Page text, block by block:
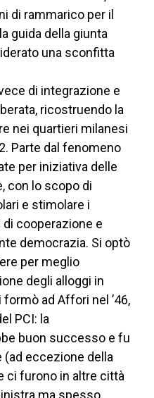
di rammarico per il
guida della giunta
una sconfitta
di integrazione e
ricostruendo la
nei quartieri milanesi
Parte dal fenomeno
per iniziativa delle
con lo scopo di
e stimolare i
cooperazione e
democrazia. Si optò
per meglio
degli alloggi in
ad Affori nel ’46,
PCI: la
buon successo e fu
eccezione della
ci furono in altre città
ma spesso